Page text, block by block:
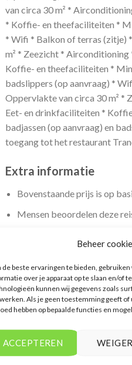
Beheer
de beste ervaringen te bieden,
over je apparaat op te slaan en/of
kunnen wij gegevens zoals
Als je geen toestemming geeft
hebben op bepaalde functies en
ACCEPTEREN
van circa 30 m² *
* Koffie- en theefaciliteiten *
* Wifi * Balkon of terras (zitje)
m² * Zeezicht *
Koffie- en theefaciliteiten *
badslippers (op aanvraag) *
Oppervlakte van circa 30 m² *
Eet- en drinkfaciliteiten *
badjassen (op aanvraag) en
toegang tot het restaurant
Extra informatie
Bovenstaande prijs is op
Mensen beoordelen deze